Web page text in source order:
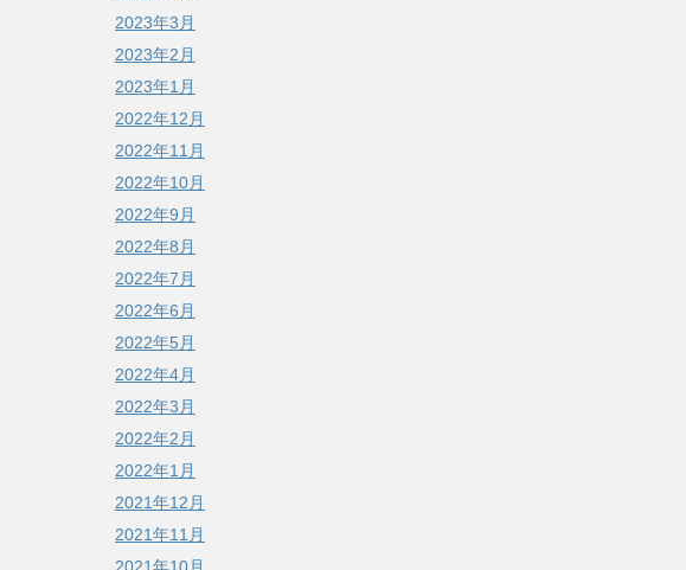
2023年3月
2023年2月
2023年1月
2022年12月
2022年11月
2022年10月
2022年9月
2022年8月
2022年7月
2022年6月
2022年5月
2022年4月
2022年3月
2022年2月
2022年1月
2021年12月
2021年11月